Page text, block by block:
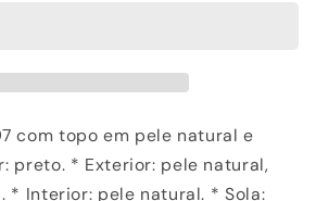
com topo em pele natural e
preto. * Exterior: pele natural,
* Interior: pele natural. * Sola: